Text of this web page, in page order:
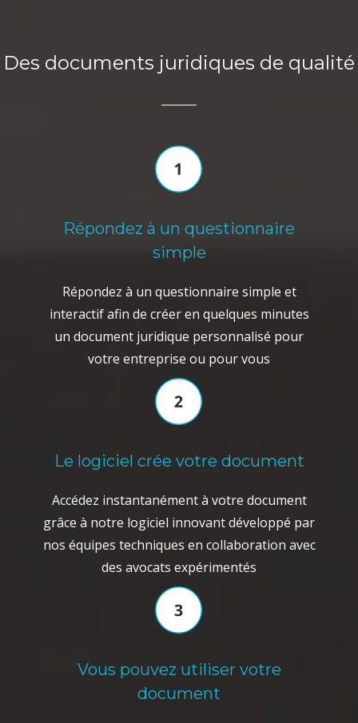
Des documents juridiques de qualité
Répondez à un questionnaire
simple
Répondez à un questionnaire simple et
interactif afin de créer en quelques minutes
un document juridique personnalisé pour
votre entreprise ou pour vous
Le logiciel crée votre document
Accédez instantanément à votre document
grâce à notre logiciel innovant développé par
nos équipes techniques en collaboration avec
des avocats expérimentés
Vous pouvez utiliser votre
document